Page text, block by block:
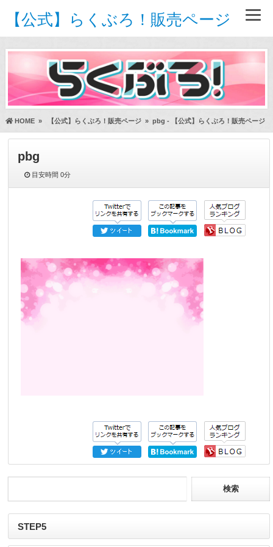
【公式】らくぶろ！販売ページ
HOME» 【公式】らくぶろ！販売ページ» pbg - 【公式】らくぶろ！販売ページ
pbg
目安時間 0分
STEP5